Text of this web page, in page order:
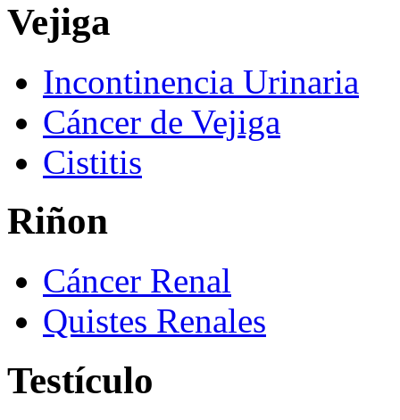
Vejiga
Incontinencia Urinaria
Cáncer de Vejiga
Cistitis
Riñon
Cáncer Renal
Quistes Renales
Testículo